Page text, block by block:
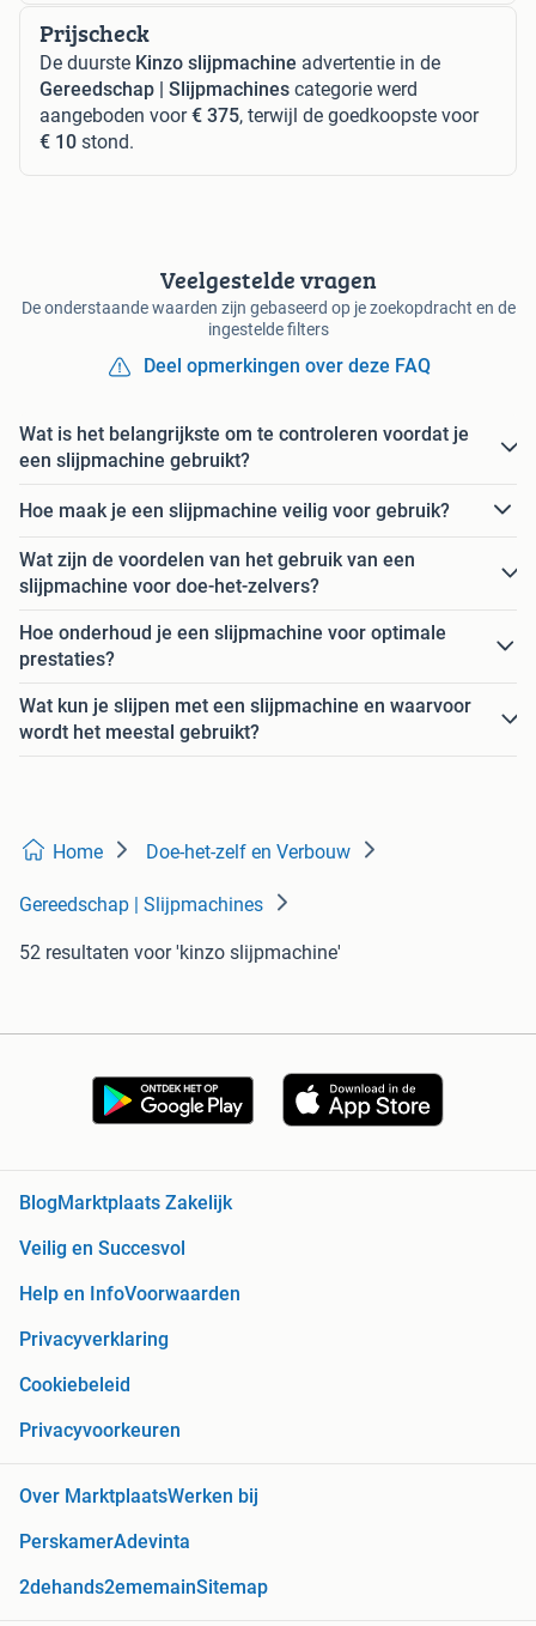
Prijscheck
De duurste Kinzo slijpmachine advertentie in de
Gereedschap | Slijpmachines categorie werd
aangeboden voor€ 375, terwijl de goedkoopste voor
€ 10 stond.
Veelgestelde vragen
De onderstaande waarden zijn gebaseerd op je zoekopdracht en de
ingestelde filters
Deel opmerkingen over deze FAQ
Wat is het belangrijkste om te controleren voordat je
een slijpmachine gebruikt?
Hoe maak je een slijpmachine veilig voor gebruik?
Wat zijn de voordelen van het gebruik van een
slijpmachine voor doe-het-zelvers?
Hoe onderhoud je een slijpmachine voor optimale
prestaties?
Wat kun je slijpen met een slijpmachine en waarvoor
wordt het meestal gebruikt?
Home Doe-het-zelf en Verbouw
Gereedschap | Slijpmachines
52 resultaten voor 'kinzo slijpmachine'
Blog Marktplaats Zakelijk
Veilig en Succesvol
Help en InfoVoorwaarden
Privacyverklaring
Cookiebeleid
Privacyvoorkeuren
Over MarktplaatsWerken bij
PerskamerAdevinta
2dehands2ememainSitemap